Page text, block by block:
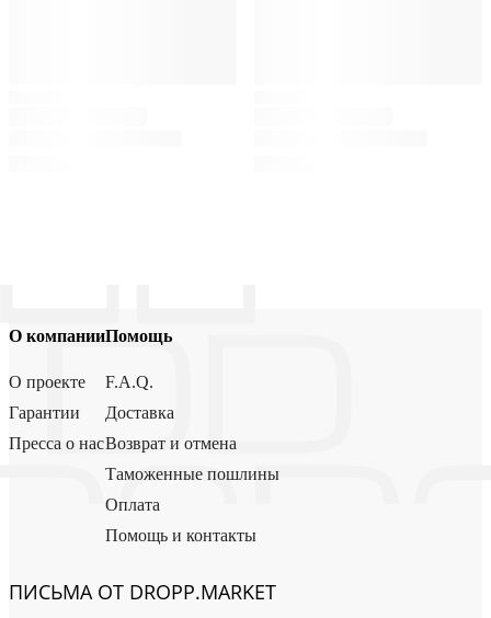
О компании
О проекте
Гарантии
Пресса о нас
Помощь
F.A.Q.
Доставка
Возврат и отмена
Таможенные пошлины
Оплата
Помощь и контакты
ПИСЬМА ОТ DROPP.MARKET